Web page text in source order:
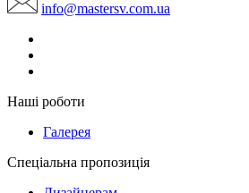
info@mastersv.com.ua
Наші роботи
Галерея
Спеціальна пропозиція